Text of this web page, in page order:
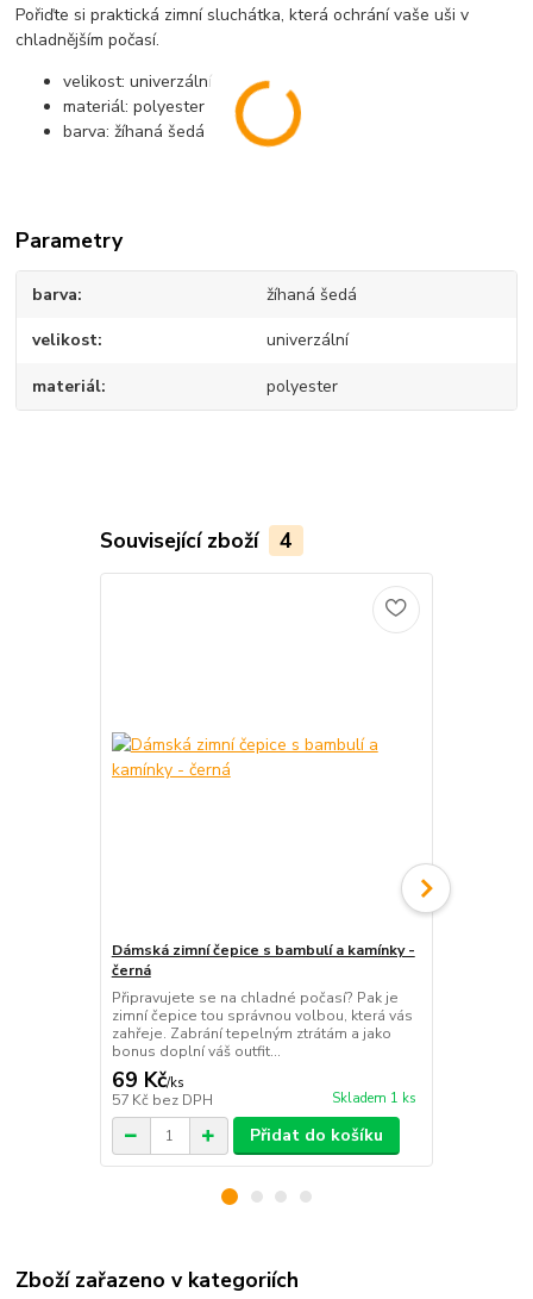
Pořiďte si praktická zimní sluchátka, která ochrání vaše uši v
chladnějším počasí.
velikost: univerzální
materiál: polyester
barva: žíhaná šedá
Parametry
barva žíhaná šedá
velikost univerzální
materiál polyester
Související zboží 4
Dámská zimní čepice s bambulí a kamínky -
černá
Připravujete se na chladné počasí? Pak je
zimní čepice tou správnou volbou, která vás
zahřeje. Zabrání tepelným ztrátám a jako
bonus doplní váš outfit...
69 Kč/ks
57 Kč bez DPH Skladem 1 ks
Přidat do košíku
Zboží zařazeno v kategoriích